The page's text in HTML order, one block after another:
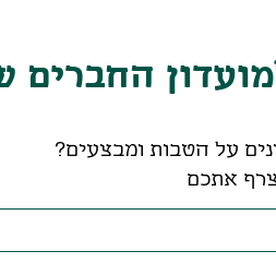
החברים
על הטבות ומבצעים?
אתכם